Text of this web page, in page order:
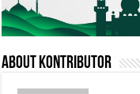
About Kontributor